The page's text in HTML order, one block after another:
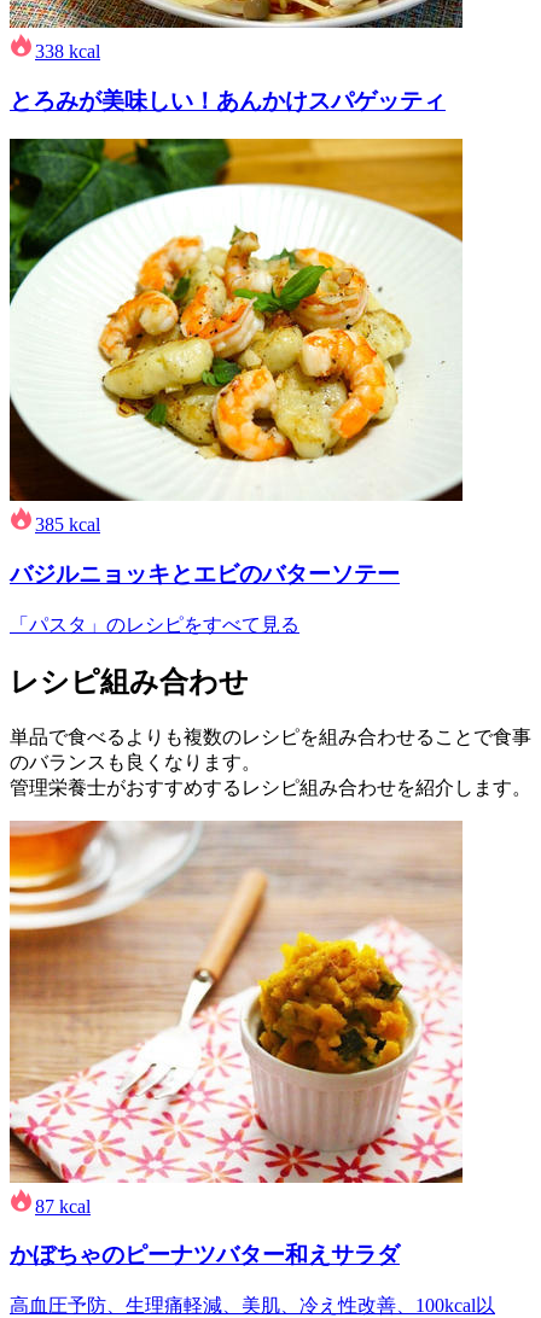
338 kcal
とろみが美味しい！あんかけスパゲッティ
385 kcal
バジルニョッキとエビのバターソテー
「パスタ」のレシピをすべて見る
レシピ組み合わせ
単品で食べるよりも複数のレシピを組み合わせることで食事
のバランスも良くなります。
管理栄養士がおすすめするレシピ組み合わせを紹介します。
87 kcal
かぼちゃのピーナツバター和えサラダ
高血圧予防、生理痛軽減、美肌、冷え性改善、100kcal以